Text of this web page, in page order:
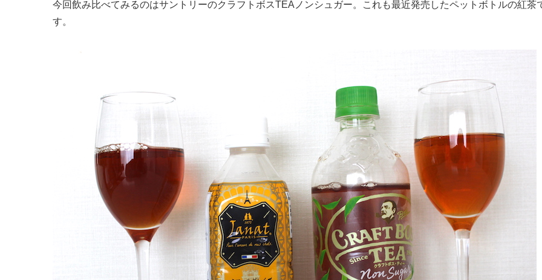
今回飲み比べてみるのはサントリーのクラフトボスTEAノンシュガー。これも最近発売したペットボトルの紅茶
す。